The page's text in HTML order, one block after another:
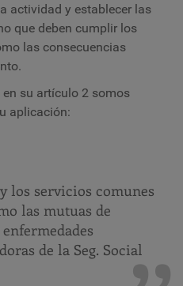
actividad y establecer las
que deben cumplir los
las consecuencias
su artículo 2 somos
aplicación:
los servicios comunes
las mutuas de
de la Seg. Social